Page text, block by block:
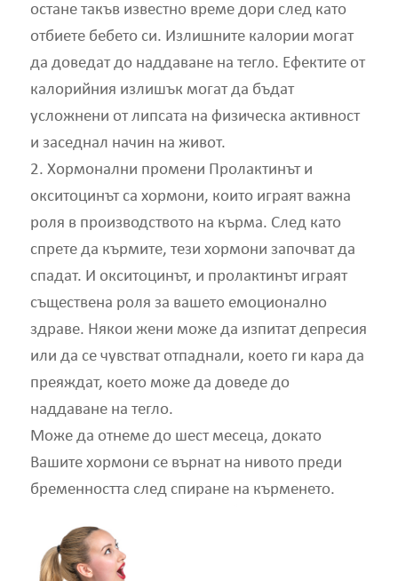
остане такъв известно време дори след като
отбиете бебето си. Излишните калории могат
да доведат до наддаване на тегло. Ефектите от
калорийния излишък могат да бъдат
усложнени от липсата на физическа активност
и заседнал начин на живот.
2. Хормонални промени Пролактинът и
окситоцинът са хормони, които играят важна
роля в производството на кърма. След като
спрете да кърмите, тези хормони започват да
спадат. И окситоцинът, и пролактинът играят
съществена роля за вашето емоционално
здраве. Някои жени може да изпитат депресия
или да се чувстват отпаднали, което ги кара да
преяждат, което може да доведе до
наддаване на тегло.
Може да отнеме до шест месеца, докато
Вашите хормони се върнат на нивото преди
бременността след спиране на кърменето.